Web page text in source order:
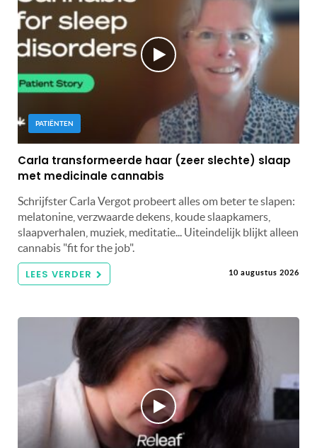
PATIËNTEN
Carla transformeerde haar (zeer slechte) slaap
met medicinale cannabis
Schrijfster Carla Vergot probeert alles om beter te slapen:
melatonine, verzwaarde dekens, koude slaapkamers,
slaapverhalen, muziek, meditatie... Uiteindelijk blijkt alleen
cannabis "fit for the job".
LEES VERDER 10 augustus 2026